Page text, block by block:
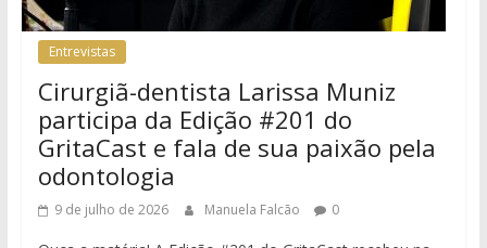
Entrevistas
Cirurgiã-dentista Larissa Muniz
participa da Edição #201 do
GritaCast e fala de sua paixão pela
odontologia
9 de julho de 2026 Manuela Falcão 0